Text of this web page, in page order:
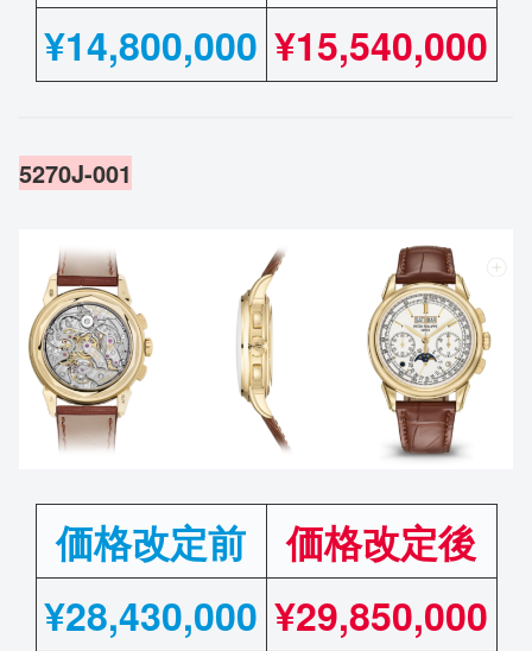
¥14,800,000 ¥15,540,000
5270J-001
価格改定前
価格改定後
¥28,430,000 ¥29,850,000